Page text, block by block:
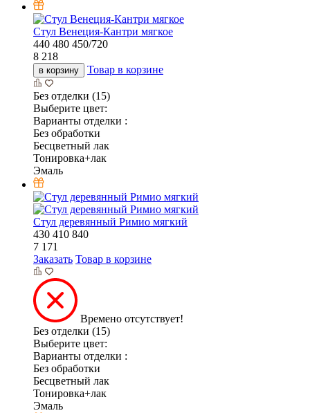
Стул Венеция-Кантри мягкое
440 480 450/720
8 218
в корзину Товар в корзине
Без отделки (15)
Выберите цвет:
Варианты отделки :
Без обработки
Бесцветный лак
Тонировка+лак
Эмаль
Стул деревянный Римио мягкий
430 410 840
7 171
Заказать Товар в корзине
Времено отсутствует!
Без отделки (15)
Выберите цвет:
Варианты отделки :
Без обработки
Бесцветный лак
Тонировка+лак
Эмаль